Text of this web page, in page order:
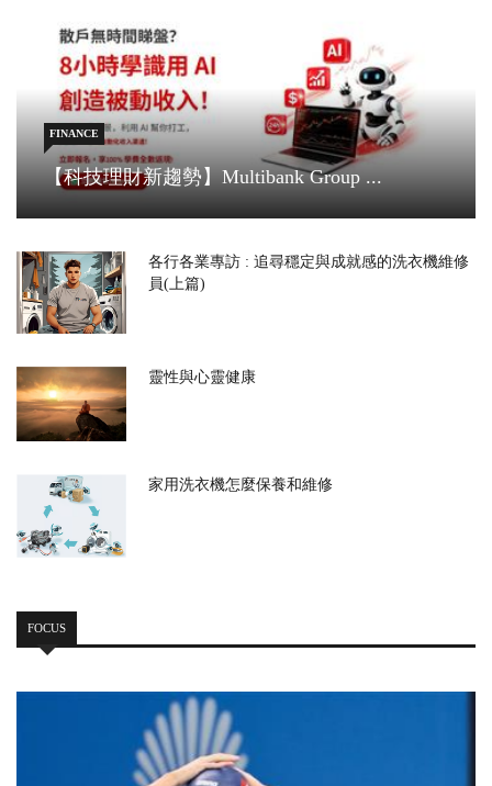
FINANCE
【科技理財新趨勢】Multibank Group ...
各行各業專訪 : 追尋穩定與成就感的洗衣機維修
員(上篇)
靈性與心靈健康
家用洗衣機怎麼保養和維修
FOCUS